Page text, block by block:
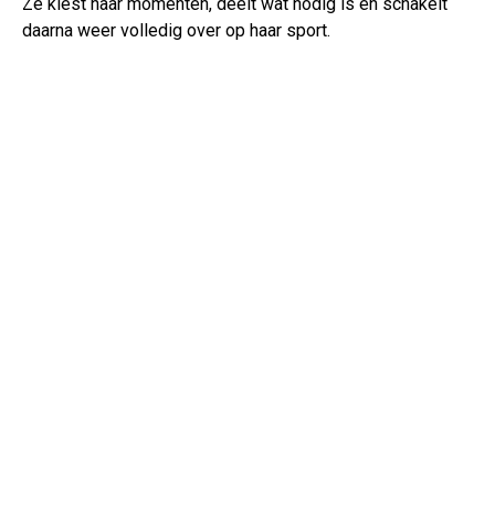
daarna weer volledig over op haar sport.